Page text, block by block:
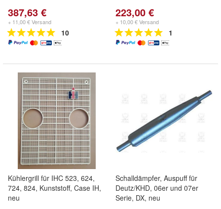
387,63 €
+ 11,00 € Versand
10
223,00 €
+ 10,00 € Versand
1
Kühlergrill für IHC 523, 624,
724, 824, Kunststoff, Case IH,
neu
Schalldämpfer, Auspuff für
Deutz/KHD, 06er und 07er
Serie, DX, neu